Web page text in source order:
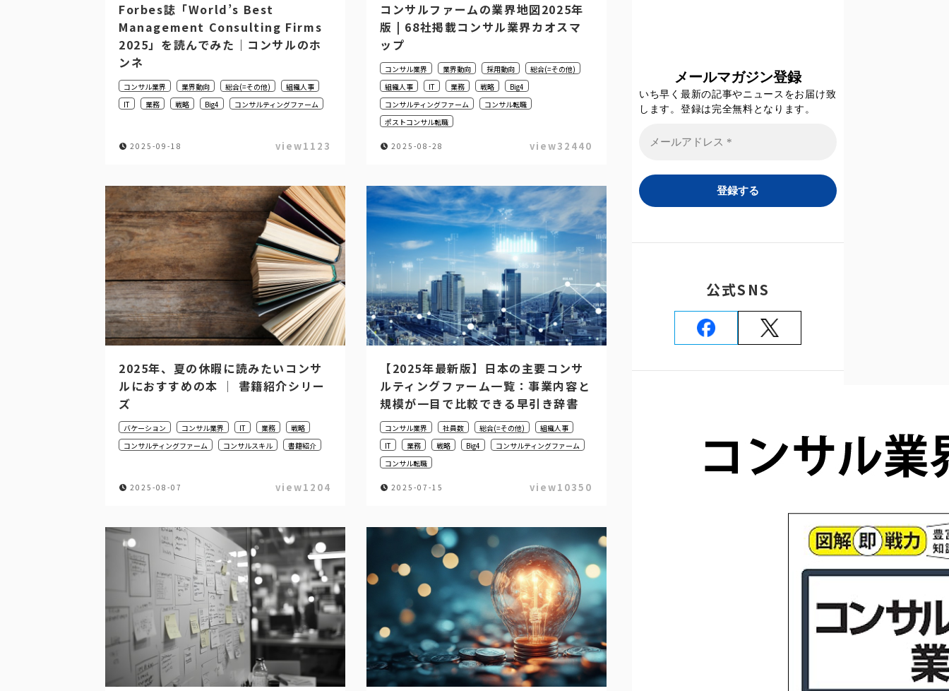
Forbes誌「World’s Best
Management Consulting Firms
2025」を読んでみた｜コンサルのホ
ンネ
コンサル業界 業界動向 総合(=その他)
組織人事
IT
業務 戦略 Big4 コンサルティングファーム
2025-09-18 view1123
コンサルファームの業界地図2025年
版 | 68社掲載コンサル業界カオスマ
ップ
コンサル業界 業界動向 採用動向
総合(=その他)
組織人事
IT 業務 戦略
Big4
コンサルティングファーム
コンサル転職
ポストコンサル転職
2025-08-28 view32440
2025年、夏の休暇に読みたいコンサ
ルにおすすめの本 │ 書籍紹介シリー
ズ
バケーション コンサル業界 IT 業務
戦略
コンサルティングファーム
コンサルスキル 書籍紹介
2025-08-07 view1204
【2025年最新版】日本の主要コンサ
ルティングファーム一覧：事業内容と
規模が一目で比較できる早引き辞書
コンサル業界 社員数 総合(=その他)
組織人事
IT
業務 戦略 Big4
コンサルティングファーム
コンサル転職
2025-07-15 view10350
メールマガジン登録
いち早く最新の記事やニュースをお届け致
します。登録は完全無料となります。
公式SNS